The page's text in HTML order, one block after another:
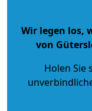
Wir legen los,
von
Holen Sie